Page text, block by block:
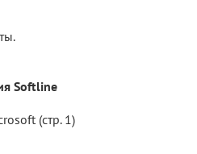
Softline
(стр. 1)